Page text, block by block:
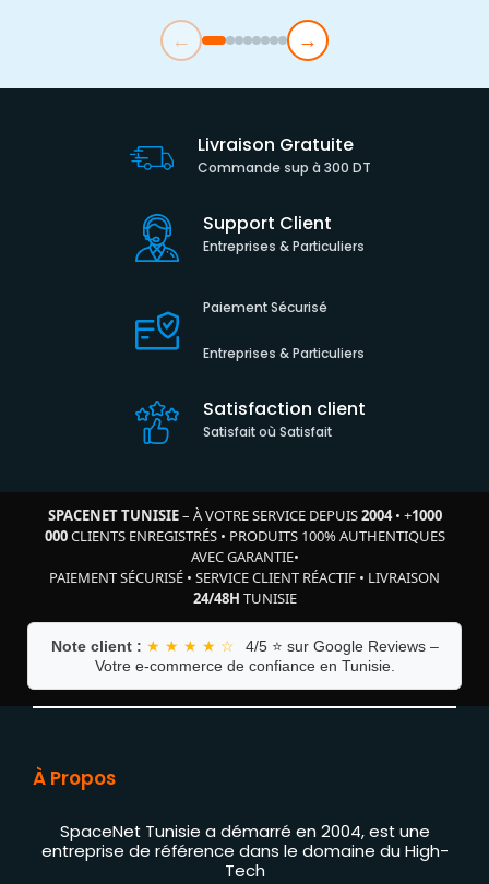
← →
Livraison Gratuite
Commande sup à 300 DT
Support Client
Entreprises & Particuliers
Paiement Sécurisé
Entreprises & Particuliers
Satisfaction client
Satisfait où Satisfait
SPACENET TUNISIE– À VOTRE SERVICE DEPUIS2004• +1000
000CLIENTS ENREGISTRÉS• PRODUITS 100% AUTHENTIQUES
AVEC GARANTIE•
PAIEMENT SÉCURISÉ • SERVICE CLIENT RÉACTIF • LIVRAISON
24/48H TUNISIE
Note client : ★ ★ ★ ★ ☆
4/5 ⭐ sur Google Reviews –
Votre e-commerce de confiance en Tunisie.
À Propos
SpaceNet Tunisie a démarré en 2004, est une
entreprise de référence dans le domaine du High-
Tech